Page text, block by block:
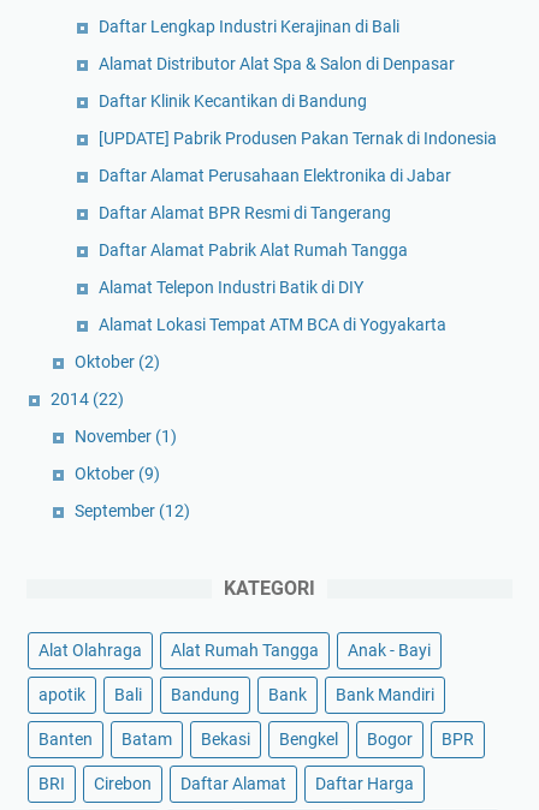
Daftar Lengkap Industri Kerajinan di Bali
Alamat Distributor Alat Spa & Salon di Denpasar
Daftar Klinik Kecantikan di Bandung
[UPDATE] Pabrik Produsen Pakan Ternak di Indonesia
Daftar Alamat Perusahaan Elektronika di Jabar
Daftar Alamat BPR Resmi di Tangerang
Daftar Alamat Pabrik Alat Rumah Tangga
Alamat Telepon Industri Batik di DIY
Alamat Lokasi Tempat ATM BCA di Yogyakarta
Oktober (2)
2014 (22)
November (1)
Oktober (9)
September (12)
KATEGORI
Alat Olahraga Alat Rumah Tangga Anak - Bayi
apotik Bali Bandung Bank Bank Mandiri
Banten Batam Bekasi Bengkel Bogor BPR
BRI Cirebon Daftar Alamat Daftar Harga